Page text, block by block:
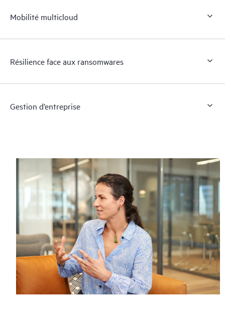
Mobilité multicloud
Résilience face aux ransomwares
Gestion d’entreprise